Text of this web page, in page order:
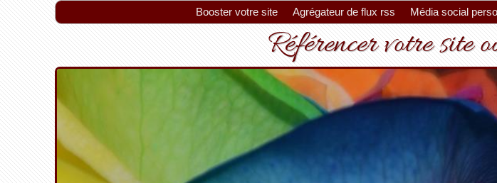
Booster votre site Agrégateur de flux rss Média social
Référencer votre site